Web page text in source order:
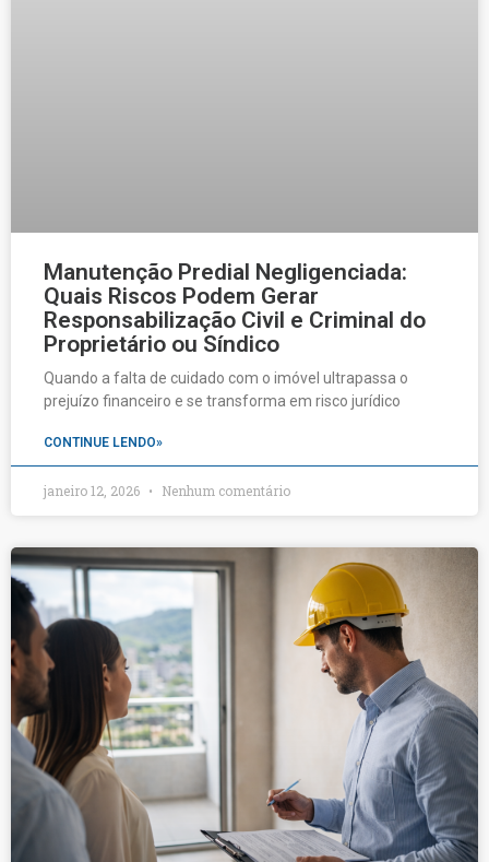
Manutenção Predial Negligenciada:
Quais Riscos Podem Gerar
Responsabilização Civil e Criminal do
Proprietário ou Síndico
Quando a falta de cuidado com o imóvel ultrapassa o
prejuízo financeiro e se transforma em risco jurídico
CONTINUE LENDO»
janeiro 12, 2026 Nenhum comentário